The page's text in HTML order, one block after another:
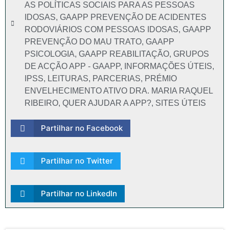
AS POLÍTICAS SOCIAIS PARA AS PESSOAS
IDOSAS, GAAPP PREVENÇÃO DE ACIDENTES
RODOVIÁRIOS COM PESSOAS IDOSAS, GAAPP
PREVENÇÃO DO MAU TRATO, GAAPP
PSICOLOGIA, GAAPP REABILITAÇÃO, GRUPOS
DE ACÇÃO APP - GAAPP, INFORMAÇÕES ÚTEIS,
IPSS, LEITURAS, PARCERIAS, PRÉMIO
ENVELHECIMENTO ATIVO DRA. MARIA RAQUEL
RIBEIRO, QUER AJUDAR A APP?, SITES ÚTEIS
Partilhar no Facebook
Partilhar no Twitter
Partilhar no LinkedIn